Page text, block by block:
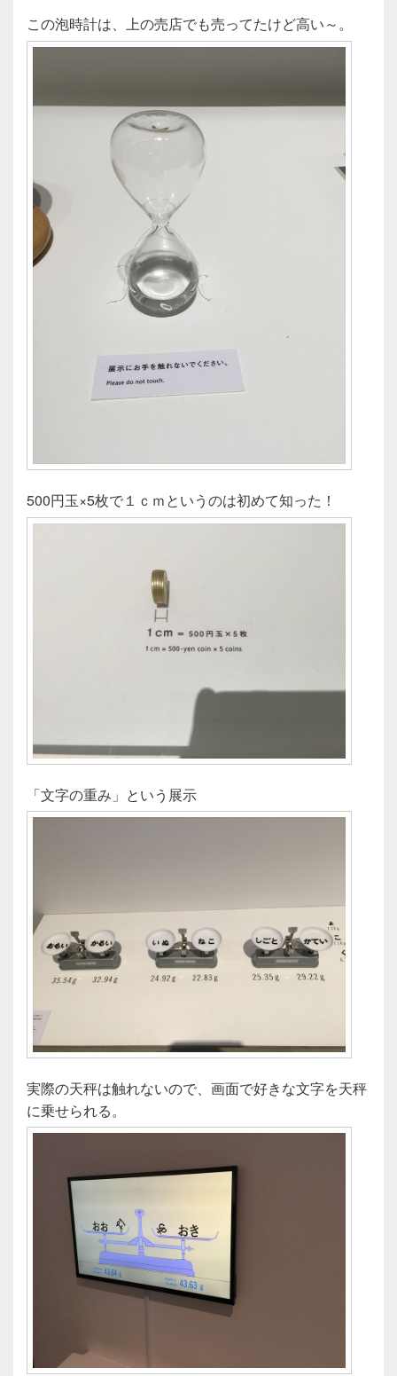
この泡時計は、上の売店でも売ってたけど高い～。
500円玉×5枚で１ｃｍというのは初めて知った！
「文字の重み」という展示
実際の天秤は触れないので、画面で好きな文字を天秤
に乗せられる。